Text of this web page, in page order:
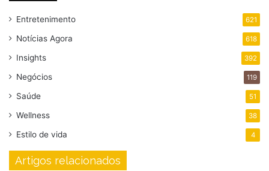
Entretenimento 621
Notícias Agora 618
Insights 392
Negócios 119
Saúde 51
Wellness 38
Estilo de vida 4
Artigos relacionados